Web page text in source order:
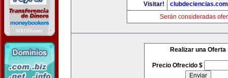
Visitar!
clubdeciencias.com
Serán consideradas
Realizar una Oferta
Precio Ofrecido $